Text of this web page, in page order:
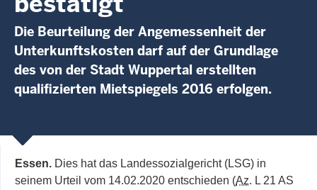
Die Beurteilung der Angemessenheit der
Unterkunftskosten darf auf der Grundlage
des von der Stadt Wuppertal erstellten
qualifizierten Mietspiegels 2016 erfolgen.
Essen. Dies hat das Landessozialgericht (LSG) in
seinem Urteil vom 14.02.2020 entschieden (Az. L 21 AS